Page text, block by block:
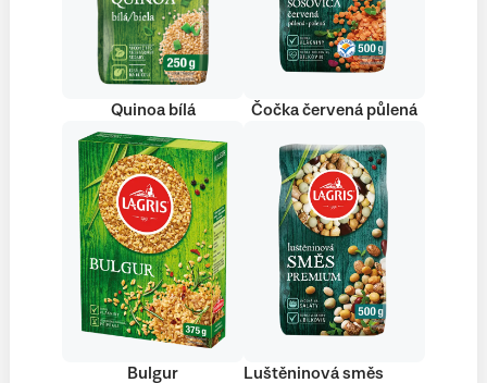
Quinoa bílá Čočka červená půlená
Bulgur
Luštěninová směs